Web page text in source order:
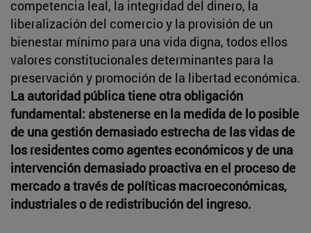
competencia leal, la integridad del dinero, la
liberalización del comercio y la provisión de un
bienestar mínimo para una vida digna, todos ellos
valores constitucionales determinantes para la
preservación y promoción de la libertad económica.
La autoridad pública tiene otra obligación
fundamental: abstenerse en la medida de lo posible
de una gestión demasiado estrecha de las vidas de
los residentes como agentes económicos y de una
intervención demasiado proactiva en el proceso de
mercado a través de políticas macroeconómicas,
industriales o de redistribución del ingreso.